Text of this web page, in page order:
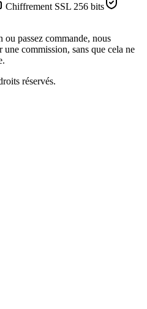
Chiffrement SSL 256 bits
passez commande, nous
une commission, sans que cela ne
réservés.